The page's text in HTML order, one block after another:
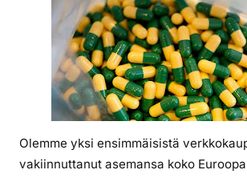
k
k
e
l
i
i
t
a
Olemme yksi ensimmäisistä
vakiinnuttanut asemansa koko